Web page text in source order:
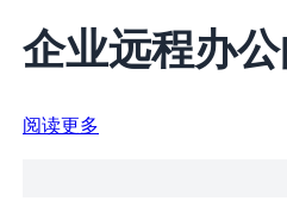
企业远程办
阅读更多